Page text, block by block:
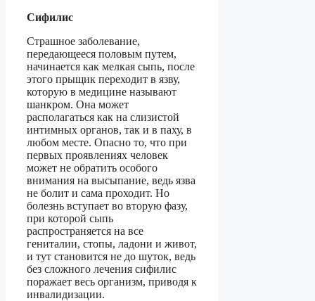
Сифилис
Страшное заболевание,
передающееся половым путем,
начинается как мелкая сыпь, после
этого прыщик переходит в язву,
которую в медицине называют
шанкром. Она может
располагаться как на слизистой
интимных органов, так и в паху, в
любом месте. Опасно то, что при
первых проявлениях человек
может не обратить особого
внимания на высыпание, ведь язва
не болит и сама проходит. Но
болезнь вступает во вторую фазу,
при которой сыпь
распространяется на все
гениталии, стопы, ладони и живот,
и тут становится не до шуток, ведь
без сложного лечения сифилис
поражает весь организм, приводя к
инвалидизации.